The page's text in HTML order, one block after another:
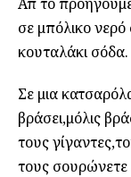
σε μπόλικο νερό
κουταλάκι σόδα.
Σε μια
βράσει,μόλις
τους
τους